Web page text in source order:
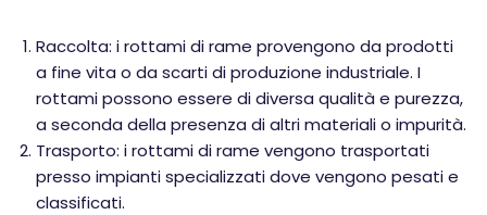
Raccolta: i rottami di rame provengono da prodotti
a fine vita o da scarti di produzione industriale. I
rottami possono essere di diversa qualità e purezza,
a seconda della presenza di altri materiali o impurità.
Trasporto: i rottami di rame vengono trasportati
presso impianti specializzati dove vengono pesati e
classificati.